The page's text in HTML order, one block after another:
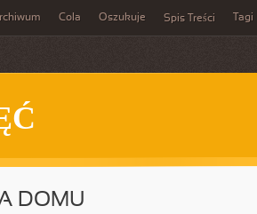
Cola Oszukuje Spis Treści Tagi
DOMU